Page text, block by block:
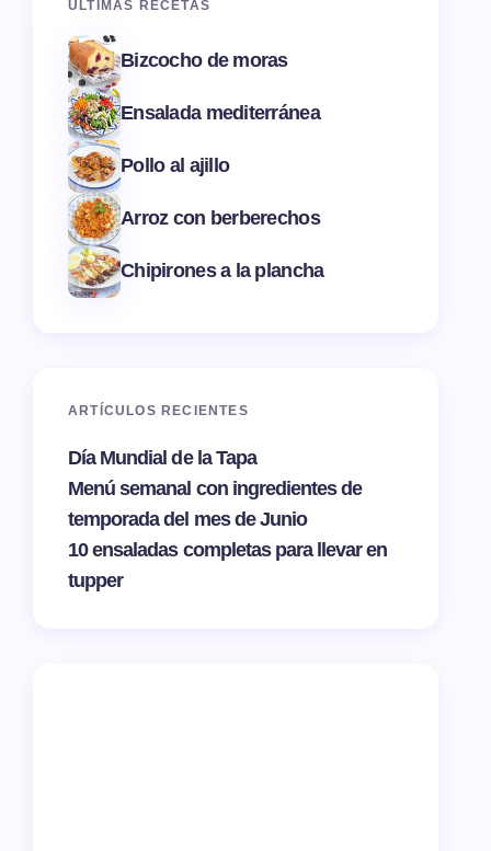
ÚLTIMAS RECETAS
Bizcocho de moras
Ensalada mediterránea
Pollo al ajillo
Arroz con berberechos
Chipirones a la plancha
ARTÍCULOS RECIENTES
Día Mundial de la Tapa
Menú semanal con ingredientes de
temporada del mes de Junio
10 ensaladas completas para llevar en
tupper